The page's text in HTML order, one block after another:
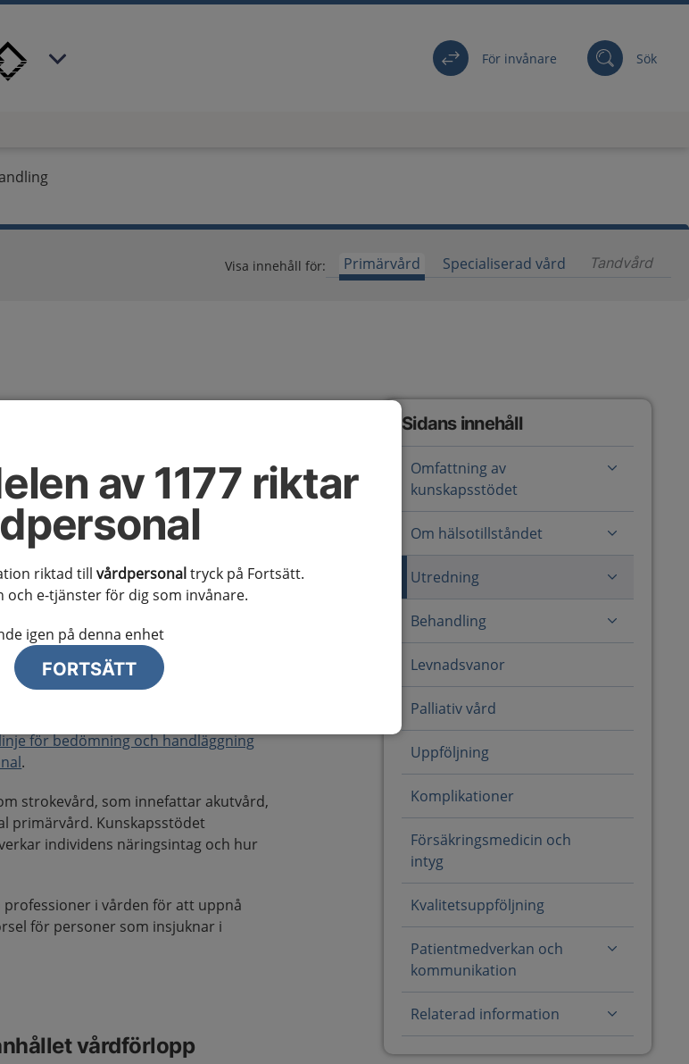
av 1177 riktar
riktad till vårdpersonaltryck på Fortsätt.
e-tjänster för dig som invånare.
igen på denna enhet
FORTSÄTT
Härjedalen För invånare Sök
Visa innehåll för: Primärvård Specialiserad vård Tandvård
och
efter stroke omfattar:
behandling av undernäring
och enteral näringstillförsel
matvanor.
för bedömning och handläggning
.
strokevård, som innefattar akutvård,
primärvård. Kunskapsstödet
individens näringsintag och hur
i vården för att uppnå
för personer som insjuknar i
vårdförlopp
Sidans innehåll
Omfattning av
kunskapsstödet
Om hälsotillståndet
Utredning
Behandling
Levnadsvanor
Palliativ vård
Uppföljning
Komplikationer
Försäkringsmedicin och
intyg
Kvalitetsuppföljning
Patientmedverkan och
kommunikation
Relaterad information